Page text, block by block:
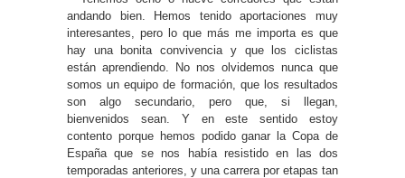
andando bien. Hemos tenido aportaciones muy
interesantes, pero lo que más me importa es que
hay una bonita convivencia y que los ciclistas
están aprendiendo. No nos olvidemos nunca que
somos un equipo de formación, que los resultados
son algo secundario, pero que, si llegan,
bienvenidos sean. Y en este sentido estoy
contento porque hemos podido ganar la Copa de
España que se nos había resistido en las dos
temporadas anteriores, y una carrera por etapas tan